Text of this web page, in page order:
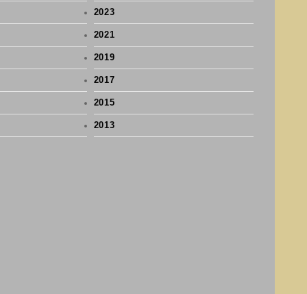
2023
2021
2019
2017
2015
2013